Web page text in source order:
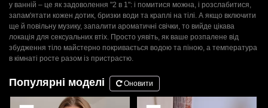
у ванній – це як задоволення "2 в 1": і помитися можна, і розслабитися,
запам'ятати кожен дотик, бризки води та краплі на тілі. А якщо включити
ще й повільну музику, запалити ароматичні свічки, то вийде цікава
локація для сексуальних втіх. Просто уявіть, як ваше розпалене від
збудження тіло майстерно покривається водою та піною, а температура
в кімнаті росте разом із пристрастю.
Популярні моделі Оновити